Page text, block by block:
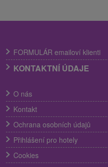
FORMULÁR emailoví klienti
KONTAKTNÍ ÚDAJE
O nás
Kontakt
Ochrana osobních údajů
Přihlášení pro hotely
Cookies